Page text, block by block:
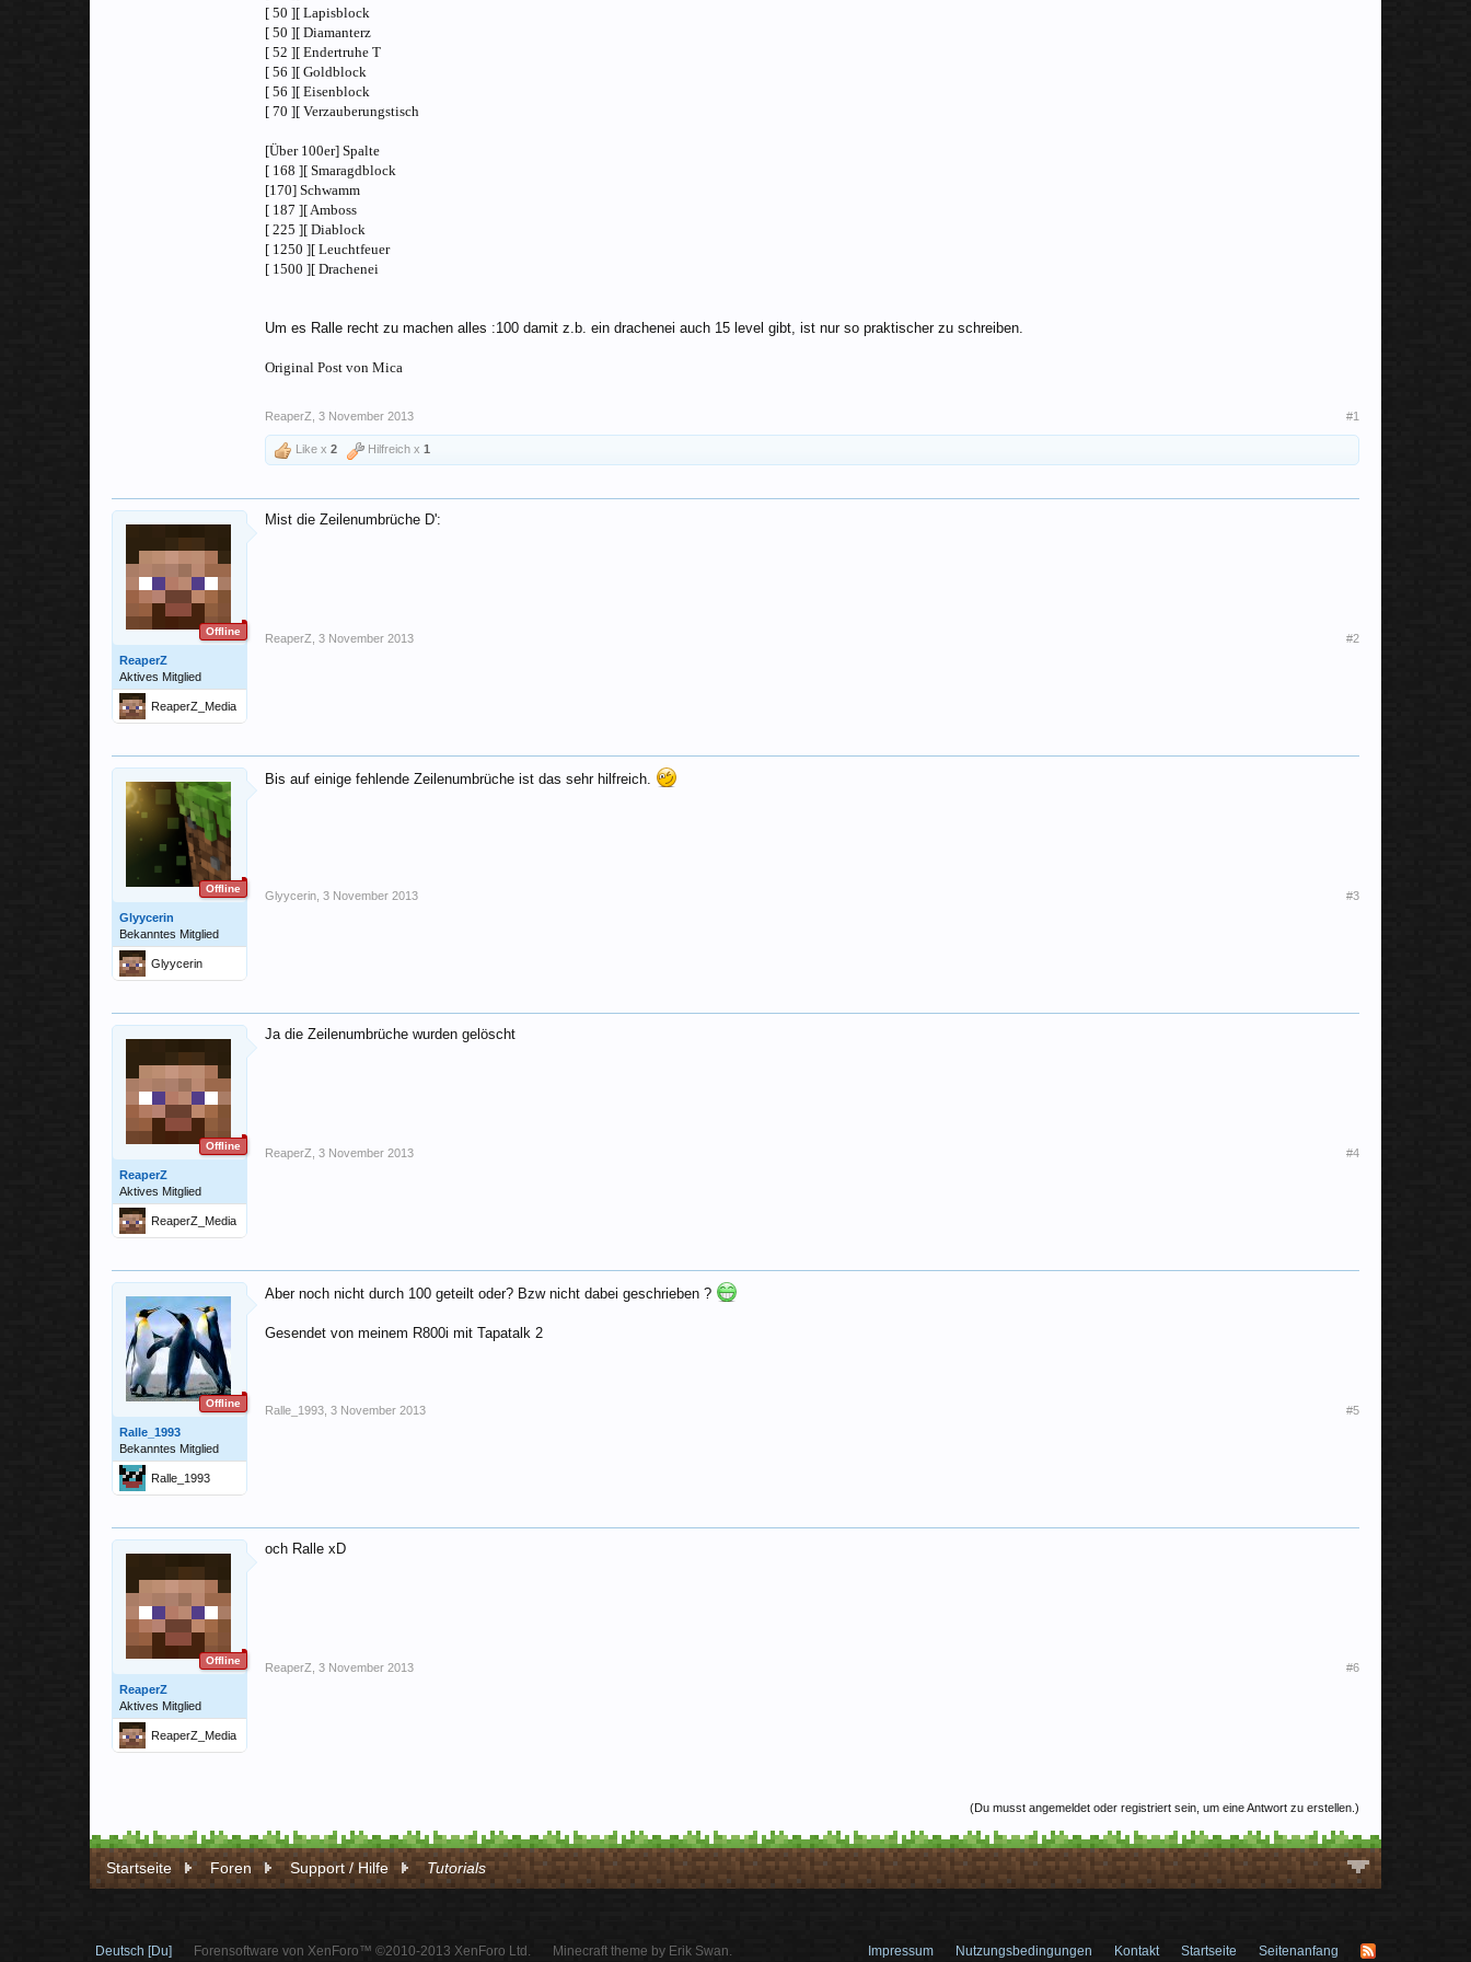
[ 50 ][ Lapisblock
[ 50 ][ Diamanterz
[ 52 ][ Endertruhe T
[ 56 ][ Goldblock
[ 56 ][ Eisenblock
[ 70 ][ Verzauberungstisch
[Über 100er] Spalte
[ 168 ][ Smaragdblock
[170] Schwamm
[ 187 ][ Amboss
[ 225 ][ Diablock
[ 1250 ][ Leuchtfeuer
[ 1500 ][ Drachenei
Um es Ralle recht zu machen alles :100 damit z.b. ein drachenei auch 15 level gibt, ist nur so praktischer zu schreiben.
Original Post von Mica
ReaperZ 3 November 2013 #1
Like x 2 Hilfreich x 1
Offline
ReaperZ
Aktives Mitglied
ReaperZ_Media
Mist die Zeilenumbrüche D':
ReaperZ 3 November 2013 #2
Offline
Glyycerin
Bekanntes Mitglied
Glyycerin
Bis auf einige fehlende Zeilenumbrüche ist das sehr hilfreich.
Glyycerin 3 November 2013 #3
Offline
ReaperZ
Aktives Mitglied
ReaperZ_Media
Ja die Zeilenumbrüche wurden gelöscht
ReaperZ 3 November 2013 #4
Offline
Ralle_1993
Bekanntes Mitglied
Ralle_1993
Aber noch nicht durch 100 geteilt oder? Bzw nicht dabei geschrieben ?
Gesendet von meinem R800i mit Tapatalk 2
Ralle_1993 3 November 2013 #5
Offline
ReaperZ
Aktives Mitglied
ReaperZ_Media
och Ralle xD
ReaperZ 3 November 2013 #6
(Du musst angemeldet oder registriert sein, um eine Antwort zu erstellen.)
Startseite Foren Support / Hilfe Tutorials
Deutsch [Du] Forensoftware von XenForo™ ©2010-2013 XenForo Ltd. Minecraft theme by Erik Swan. Impressum Nutzungsbedingungen Kontakt Startseite Seitenanfang